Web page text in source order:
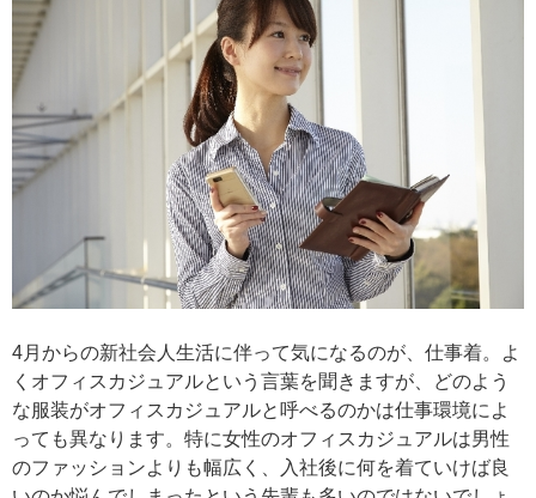
4月からの新社会人生活に伴って気になるのが、仕事着。よ
くオフィスカジュアルという言葉を聞きますが、どのよう
な服装がオフィスカジュアルと呼べるのかは仕事環境によ
っても異なります。特に女性のオフィスカジュアルは男性
のファッションよりも幅広く、入社後に何を着ていけば良